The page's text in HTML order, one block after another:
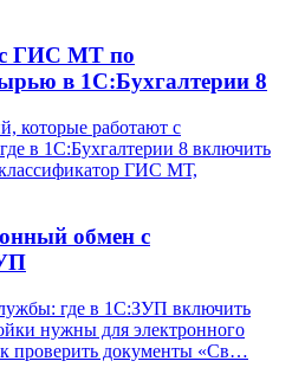
с ГИС МТ по
в 1С:Бухгалтерии 8
которые работают с
в 1С:Бухгалтерии 8 включить
классификатор ГИС МТ,
обмен с
где в 1С:ЗУП включить
нужны для электронного
проверить документы «Св…